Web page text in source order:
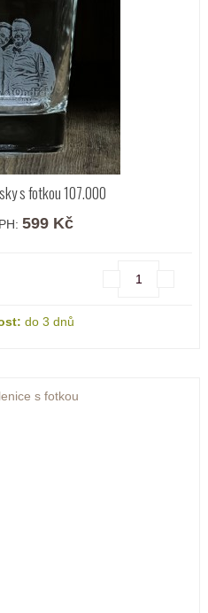
s fotkou 107.000
599 Kč
do 3 dnů